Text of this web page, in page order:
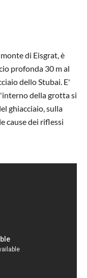
di Eisgrat, è
profonda 30 m al
dello Stubai. E'
della grotta si
ghiacciaio, sulla
cause dei riflessi